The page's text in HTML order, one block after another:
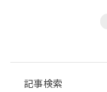
記事検索